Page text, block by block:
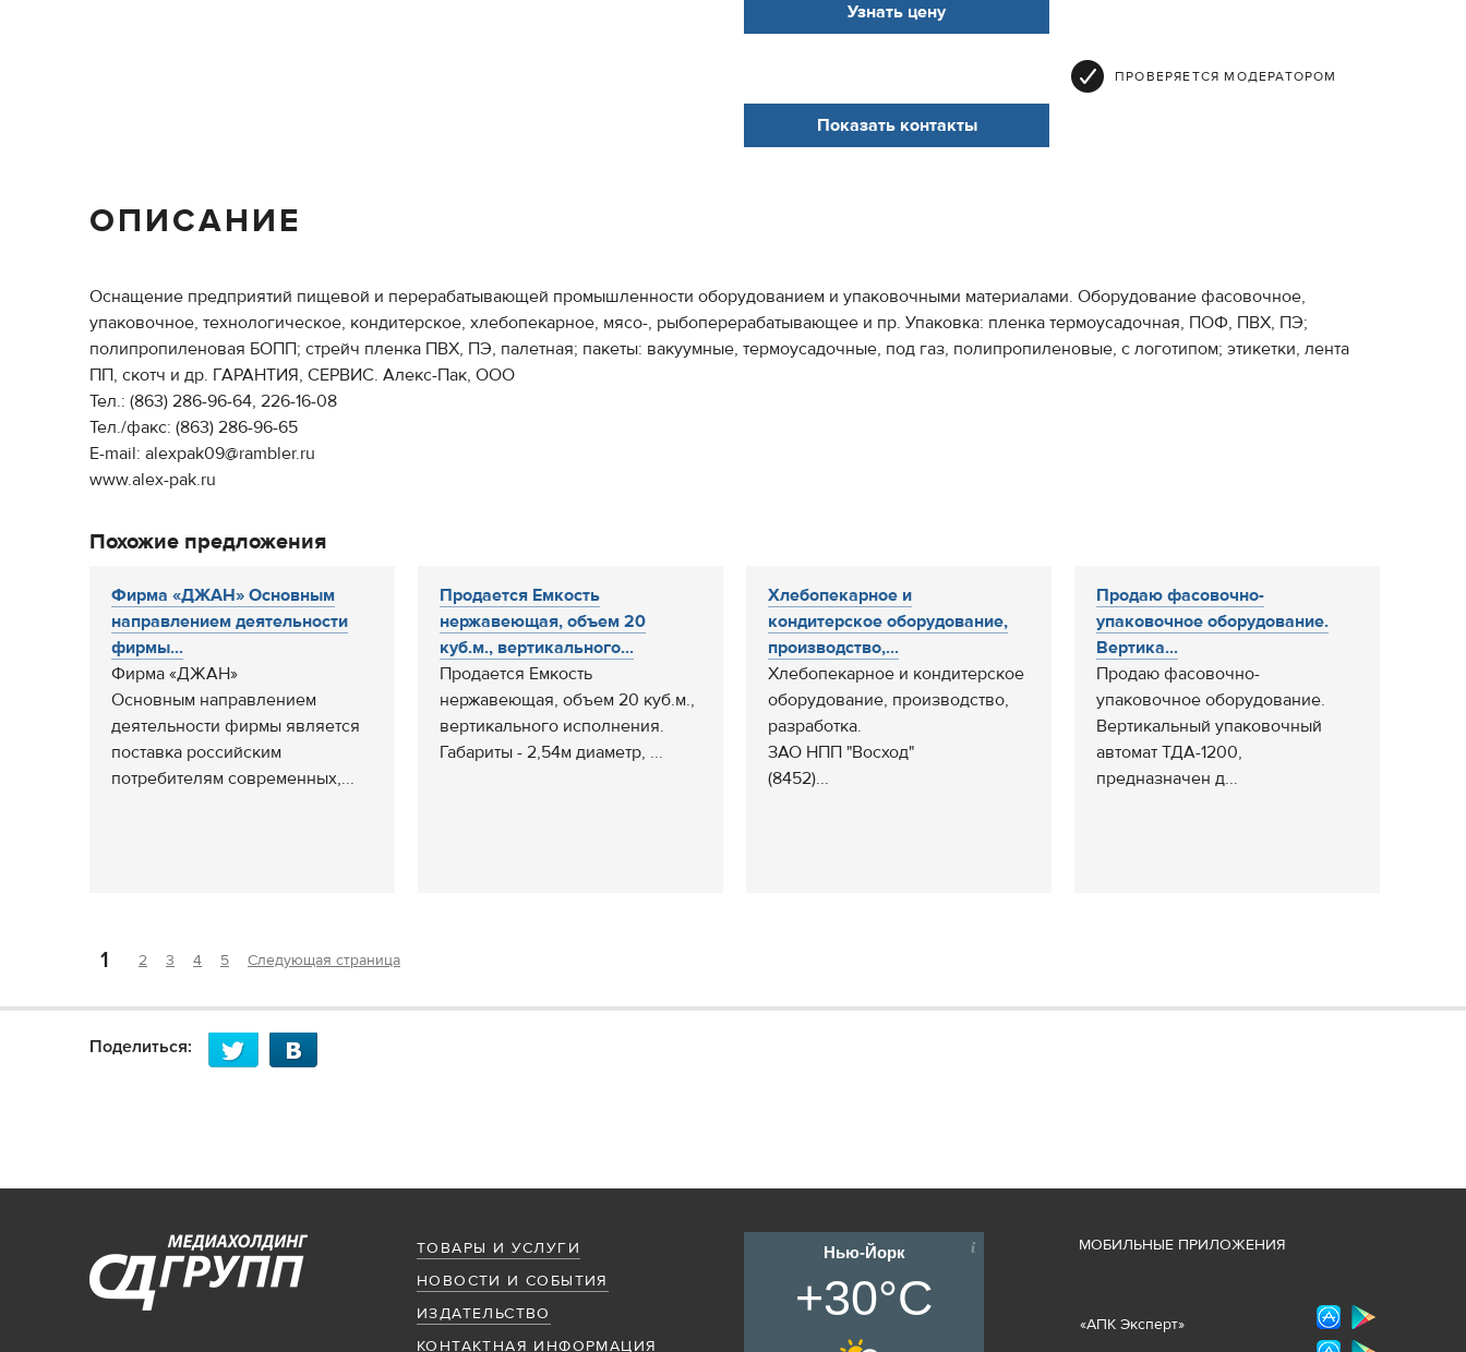
Узнать цену
ПРОВЕРЯЕТСЯ МОДЕРАТОРОМ
Показать контакты
ОПИСАНИЕ
Оснащение предприятий пищевой и перерабатывающей промышленности оборудованием и упаковочными материалами. Оборудование фасовочное,
упаковочное, технологическое, кондитерское, хлебопекарное, мясо-, рыбоперерабатывающее и пр. Упаковка: пленка термоусадочная, ПОФ, ПВХ, ПЭ;
полипропиленовая БОПП; стрейч пленка ПВХ, ПЭ, палетная; пакеты: вакуумные, термоусадочные, под газ, полипропиленовые, с логотипом; этикетки, лента
ПП, скотч и др. ГАРАНТИЯ, СЕРВИС. Алекс-Пак, ООО
Тел.: (863) 286-96-64, 226-16-08
Тел./факс: (863) 286-96-65
Е-mail: alexpak09@rambler.ru
www.alex-pak.ru
Похожие предложения
Фирма «ДЖАН» Основным
направлением деятельности
фирмы...
Фирма «ДЖАН»
Основным направлением
деятельности фирмы является
поставка российским
потребителям современных,...
Продается Емкость
нержавеющая, объем 20
куб.м., вертикального...
Продается Емкость
нержавеющая, объем 20 куб.м.,
вертикального исполнения.
Габариты - 2,54м диаметр, ...
Хлебопекарное и
кондитерское оборудование,
производство,...
Хлебопекарное и кондитерское
оборудование, производство,
разработка.
ЗАО НПП "Восход"
(8452)...
Продаю фасовочно-
упаковочное оборудование.
Вертика...
Продаю фасовочно-
упаковочное оборудование.
Вертикальный упаковочный
автомат ТДА-1200,
предназначен д...
1 2 3 4 5 Следующая страница
Поделиться:
ТОВАРЫ И УСЛУГИ
НОВОСТИ И СОБЫТИЯ
ИЗДАТЕЛЬСТВО
КОНТАКТНАЯ ИНФОРМАЦИЯ
Нью-Йорк
+30°C
МОБИЛЬНЫЕ ПРИЛОЖЕНИЯ
«АПК Эксперт»